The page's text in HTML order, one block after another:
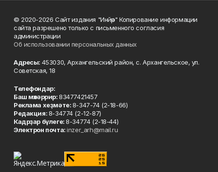
© 2020-2026 Сайт издания "Инйәр" Копирование информации
сайта разрешено только с письменного согласия
администрации
Об использовании персональных данных
Адресы: 453030, Архангельский район, с. Архангельское, ул.
Советская, 18
Телефондар:
Баш мөхәррир:83477421457
Реклама хеҙмәте:8-347-74 (2-18-66)
Редакция:8-34774 (2-12-87)
Кадрҙар бүлеге:8-34774 (2-18-44)
Электрон почта:inzer_arh@mail.ru